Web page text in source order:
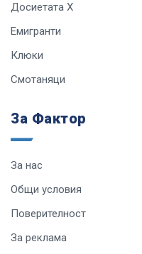
Досиетата Х
Емигранти
Клюки
Смотаняци
За Фактор
За нас
Общи условия
Поверителност
За реклама